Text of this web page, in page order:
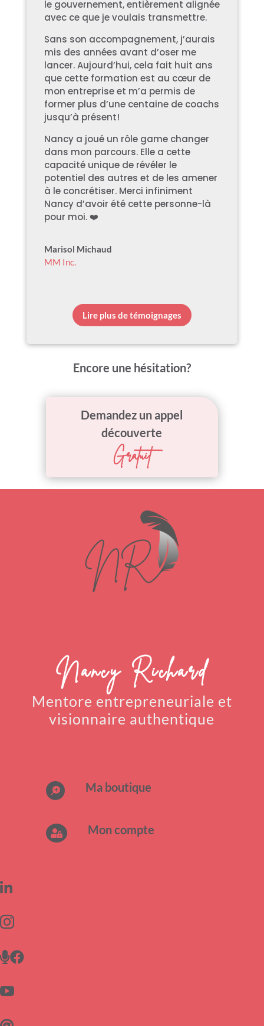
le gouvernement, entièrement alignée
avec ce que je voulais transmettre.
Sans son accompagnement, j’aurais
mis des années avant d’oser me
lancer. Aujourd’hui, cela fait huit ans
que cette formation est au cœur de
mon entreprise et m’a permis de
former plus d’une centaine de coachs
jusqu’à présent!
Nancy a joué un rôle game changer
dans mon parcours. Elle a cette
capacité unique de révéler le
potentiel des autres et de les amener
à le concrétiser. Merci infiniment
Nancy d’avoir été cette personne-là
pour moi. ❤️
Marisol Michaud
MM Inc.
Lire plus de témoignages
Encore une hésitation?
Demandez un appel
découverte
Gratuit
Nancy Richard
Mentore entrepreneuriale et
visionnaire authentique
 Ma boutique
 Mon compte



